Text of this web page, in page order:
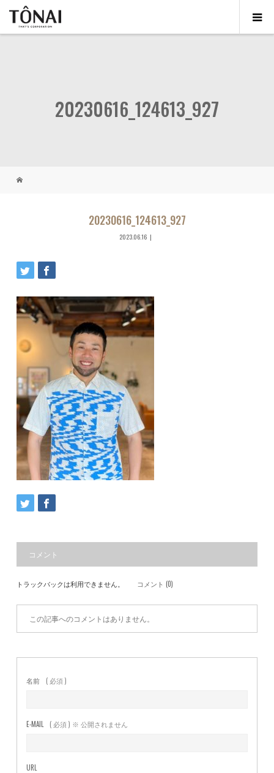
20230616_124613_927
20230616_124613_927
2023.06.16
コメント
トラックバックは利用できません。 コメント (0)
この記事へのコメントはありません。
名前 ( 必須 )
E-MAIL ( 必須 ) ※ 公開されません
URL